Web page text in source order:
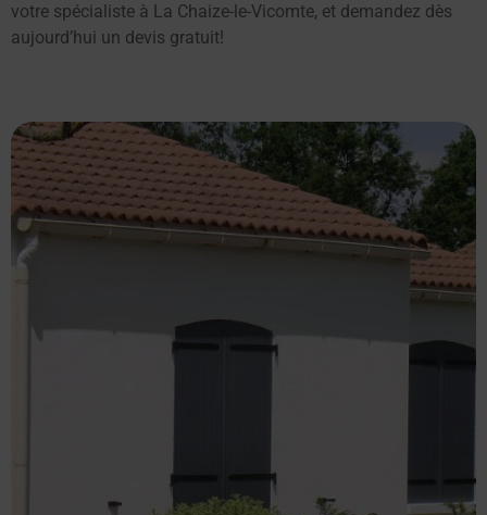
votre spécialiste à La Chaize-le-Vicomte, et demandez dès
aujourd’hui un devis gratuit!